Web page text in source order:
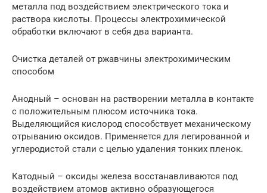
металла под воздействием электрического тока и
раствора кислоты. Процессы электрохимической
обработки включают в себя два варианта.
Очистка деталей от ржавчины электрохимическим
способом
Анодный – основан на растворении металла в контакте
с положительным плюсом источника тока.
Выделяющийся кислород способствует механическому
отрыванию оксидов. Применяется для легированной и
углеродистой стали с целью удаления тонких пленок.
Катодный – оксиды железа восстанавливаются под
воздействием атомов активно образующегося